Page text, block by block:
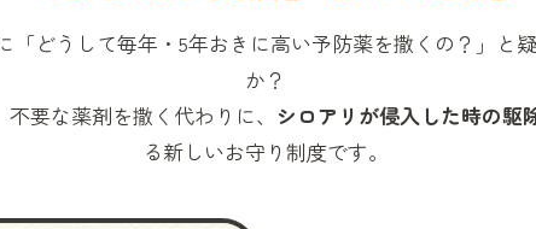
「どうして毎年・5年おきに高い予防薬を撒くの？」と
か？
不要な薬剤を撒く代わりに、 シロアリが侵入した時の駆
る新しいお守り制度です。